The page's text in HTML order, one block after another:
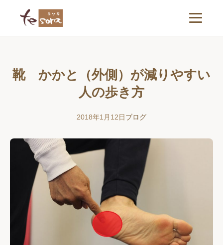
靴 かかと（外側）が減りやすい
人の歩き方
2018年1月12日ブログ